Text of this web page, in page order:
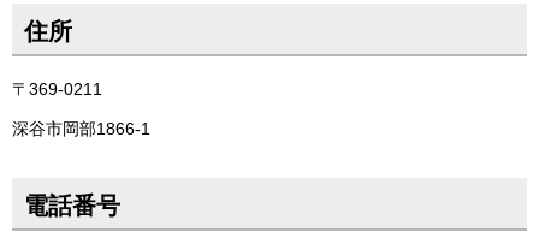
住所
〒369-0211
深谷市岡部1866-1
電話番号